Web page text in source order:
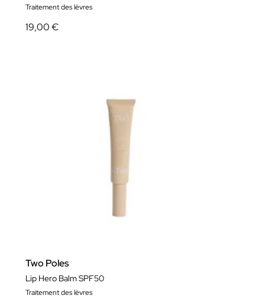
Traitement des lèvres
19,00 €
Two Poles
Lip Hero Balm SPF50
Traitement des lèvres